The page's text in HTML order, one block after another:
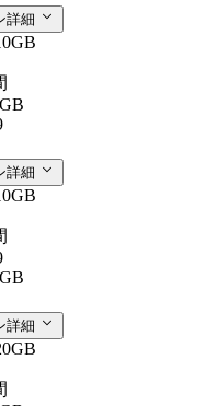
詳細
詳細
詳細